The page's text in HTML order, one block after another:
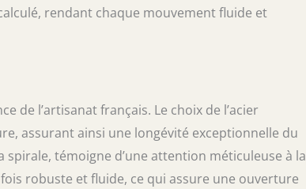
rendant chaque mouvement fluide et
de l’artisanat français. Le choix de l’acier
assurant ainsi une longévité exceptionnelle du
témoigne d’une attention méticuleuse à la
robuste et fluide, ce qui assure une ouverture